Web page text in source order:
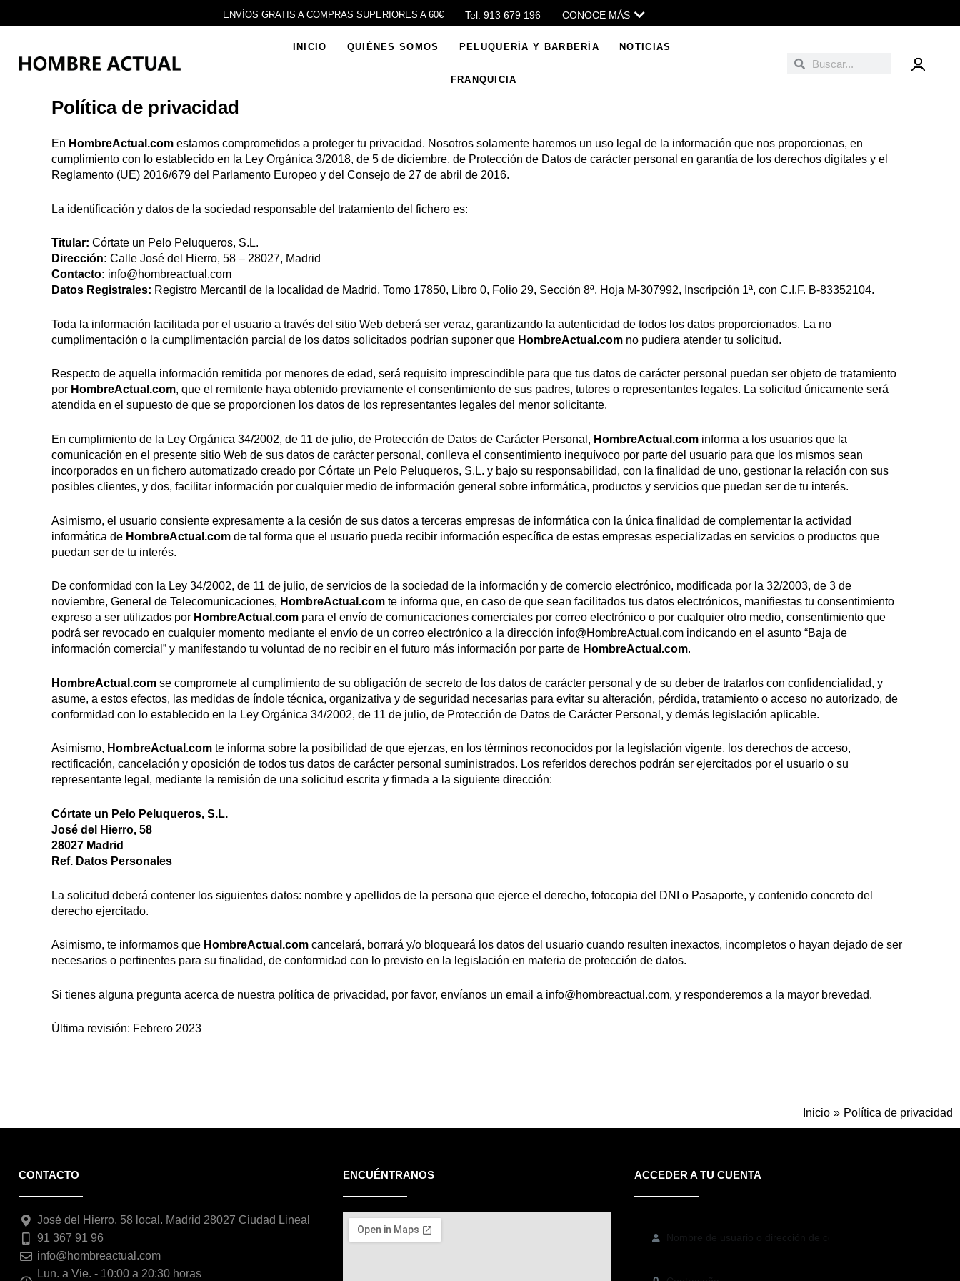
ENVÍOS GRATIS A COMPRAS SUPERIORES A 60€ Tel. 913 679 196 CONOCE MÁS
INICIO QUIÉNES SOMOS PELUQUERÍA Y BARBERÍA NOTICIAS
FRANQUICIA
BuscarBuscar
Política de privacidad
En HombreActual.com estamos comprometidos a proteger tu privacidad. Nosotros solamente haremos un uso legal de la información que nos proporcionas, en
cumplimiento con lo establecido en la Ley Orgánica 3/2018, de 5 de diciembre, de Protección de Datos de carácter personal en garantía de los derechos digitales y el
Reglamento (UE) 2016/679 del Parlamento Europeo y del Consejo de 27 de abril de 2016.
La identificación y datos de la sociedad responsable del tratamiento del fichero es:
Titular: Córtate un Pelo Peluqueros, S.L.
Dirección: Calle José del Hierro, 58 – 28027, Madrid
Contacto: info@hombreactual.com
Datos Registrales: Registro Mercantil de la localidad de Madrid, Tomo 17850, Libro 0, Folio 29, Sección 8ª, Hoja M-307992, Inscripción 1ª, con C.I.F. B-83352104.
Toda la información facilitada por el usuario a través del sitio Web deberá ser veraz, garantizando la autenticidad de todos los datos proporcionados. La no
cumplimentación o la cumplimentación parcial de los datos solicitados podrían suponer que HombreActual.com no pudiera atender tu solicitud.
Respecto de aquella información remitida por menores de edad, será requisito imprescindible para que tus datos de carácter personal puedan ser objeto de tratamiento
por HombreActual.com, que el remitente haya obtenido previamente el consentimiento de sus padres, tutores o representantes legales. La solicitud únicamente será
atendida en el supuesto de que se proporcionen los datos de los representantes legales del menor solicitante.
En cumplimiento de la Ley Orgánica 34/2002, de 11 de julio, de Protección de Datos de Carácter Personal, HombreActual.com informa a los usuarios que la
comunicación en el presente sitio Web de sus datos de carácter personal, conlleva el consentimiento inequívoco por parte del usuario para que los mismos sean
incorporados en un fichero automatizado creado por Córtate un Pelo Peluqueros, S.L. y bajo su responsabilidad, con la finalidad de uno, gestionar la relación con sus
posibles clientes, y dos, facilitar información por cualquier medio de información general sobre informática, productos y servicios que puedan ser de tu interés.
Asimismo, el usuario consiente expresamente a la cesión de sus datos a terceras empresas de informática con la única finalidad de complementar la actividad
informática de HombreActual.com de tal forma que el usuario pueda recibir información específica de estas empresas especializadas en servicios o productos que
puedan ser de tu interés.
De conformidad con la Ley 34/2002, de 11 de julio, de servicios de la sociedad de la información y de comercio electrónico, modificada por la 32/2003, de 3 de
noviembre, General de Telecomunicaciones, HombreActual.com te informa que, en caso de que sean facilitados tus datos electrónicos, manifiestas tu consentimiento
expreso a ser utilizados por HombreActual.com para el envío de comunicaciones comerciales por correo electrónico o por cualquier otro medio, consentimiento que
podrá ser revocado en cualquier momento mediante el envío de un correo electrónico a la dirección info@HombreActual.com indicando en el asunto “Baja de
información comercial” y manifestando tu voluntad de no recibir en el futuro más información por parte de HombreActual.com.
HombreActual.com se compromete al cumplimiento de su obligación de secreto de los datos de carácter personal y de su deber de tratarlos con confidencialidad, y
asume, a estos efectos, las medidas de índole técnica, organizativa y de seguridad necesarias para evitar su alteración, pérdida, tratamiento o acceso no autorizado, de
conformidad con lo establecido en la Ley Orgánica 34/2002, de 11 de julio, de Protección de Datos de Carácter Personal, y demás legislación aplicable.
Asimismo, HombreActual.com te informa sobre la posibilidad de que ejerzas, en los términos reconocidos por la legislación vigente, los derechos de acceso,
rectificación, cancelación y oposición de todos tus datos de carácter personal suministrados. Los referidos derechos podrán ser ejercitados por el usuario o su
representante legal, mediante la remisión de una solicitud escrita y firmada a la siguiente dirección:
Córtate un Pelo Peluqueros, S.L.
José del Hierro, 58
28027 Madrid
Ref. Datos Personales
La solicitud deberá contener los siguientes datos: nombre y apellidos de la persona que ejerce el derecho, fotocopia del DNI o Pasaporte, y contenido concreto del
derecho ejercitado.
Asimismo, te informamos que HombreActual.com cancelará, borrará y/o bloqueará los datos del usuario cuando resulten inexactos, incompletos o hayan dejado de ser
necesarios o pertinentes para su finalidad, de conformidad con lo previsto en la legislación en materia de protección de datos.
Si tienes alguna pregunta acerca de nuestra política de privacidad, por favor, envíanos un email a info@hombreactual.com, y responderemos a la mayor brevedad.
Última revisión: Febrero 2023
Inicio Política de privacidad
CONTACTO
José del Hierro, 58 local. Madrid 28027 Ciudad Lineal
91 367 91 96
info@hombreactual.com
Lun. a Vie. - 10:00 a 20:30 horas
ENCUÉNTRANOS ACCEDER A TU CUENTA